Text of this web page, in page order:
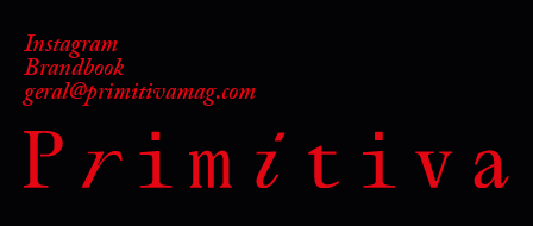
Instagram
Brandbook
geral@primitivamag.com